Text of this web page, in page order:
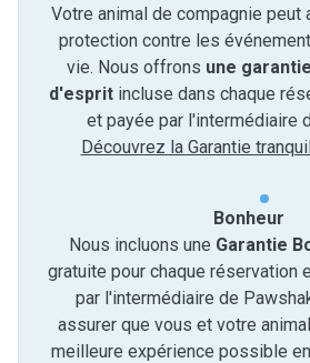
Votre animal de compagnie peut
protection contre les
vie. Nous offrons une
d'esprit incluse dans chaque
et payée par l'intermédiaire
Découvrez la Garantie
Bonheur
Nous incluons une Garantie
gratuite pour chaque réservation
par l'intermédiaire de
assurer que vous et votre
meilleure expérience possible